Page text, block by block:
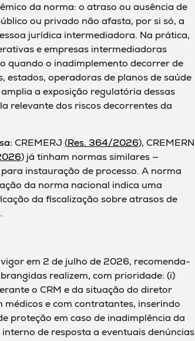
da norma: o atraso ou ausência de
ou privado não afasta, por si só, a
jurídica intermediadora. Na prática,
e empresas intermediadoras
quando o inadimplemento decorrer de
operadoras de planos de saúde
a exposição regulatória dessas
relevante dos riscos decorrentes da
CREMERJ (Res. 364/2026), CREMERN
) já tinham normas similares —
instauração de processo. A norma
da norma nacional indica uma
da fiscalização sobre atrasos de
em 2 de julho de 2026, recomenda-
realizem, com prioridade: (i)
o CRM e da situação do diretor
e com contratantes, inserindo
proteção em caso de inadimplência da
de resposta a eventuais denúncias